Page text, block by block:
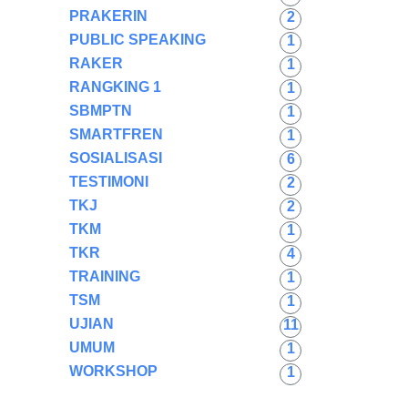
PRAKERIN
2
PUBLIC SPEAKING
1
RAKER
1
RANGKING 1
1
SBMPTN
1
SMARTFREN
1
SOSIALISASI
6
TESTIMONI
2
TKJ
2
TKM
1
TKR
4
TRAINING
1
TSM
1
UJIAN
11
UMUM
1
WORKSHOP
1